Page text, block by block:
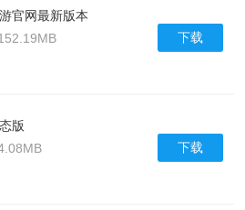
官网最新版本
下载
版
下载